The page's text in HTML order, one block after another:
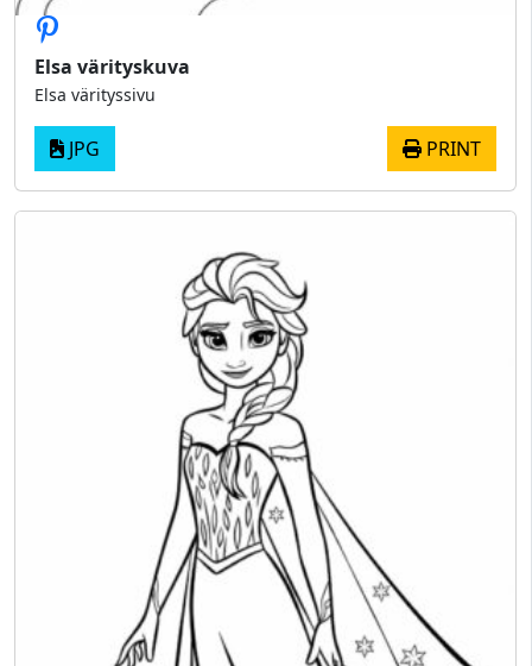
Elsa värityskuva
Elsa värityssivu
JPG PRINT